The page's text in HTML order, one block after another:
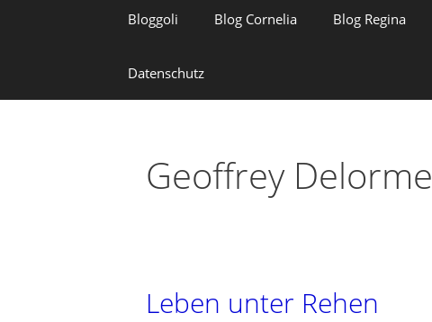
Bloggoli Blog Cornelia Blog Regina
Datenschutz
Geoffrey Delorme
Leben unter Rehen